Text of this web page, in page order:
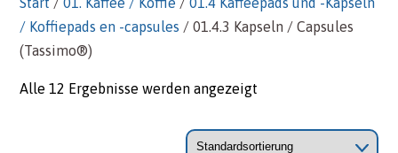
/ Koffiepads en -capsules / 01.4.3 Kapseln / Capsules
(Tassimo®)
Alle 12 Ergebnisse werden angezeigt